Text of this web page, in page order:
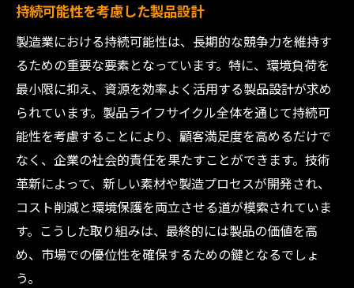
持続可能性を考慮した製品設計
製造業における持続可能性は、長期的な競争力を維持す
るための重要な要素となっています。特に、環境負荷を
最小限に抑え、資源を効率よく活用する製品設計が求め
られています。製品ライフサイクル全体を通じて持続可
能性を考慮することにより、顧客満足度を高めるだけで
なく、企業の社会的責任を果たすことができます。技術
革新によって、新しい素材や製造プロセスが開発され、
コスト削減と環境保護を両立させる道が模索されていま
す。こうした取り組みは、最終的には製品の価値を高
め、市場での優位性を確保するための鍵となるでしょ
う。